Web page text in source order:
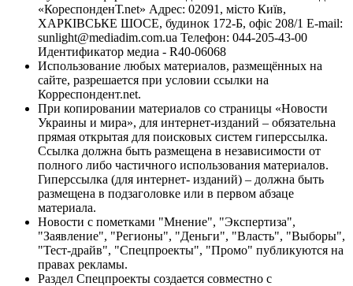
«КореспонденТ.net» Адрес: 02091, місто Київ,
ХАРКІВСЬКЕ ШОСЕ, будинок 172-Б, офіс 208/1 E-mail:
sunlight@mediadim.com.ua Телефон: 044-205-43-00
Идентификатор медиа - R40-06068
Использование любых материалов, размещённых на
сайте, разрешается при условии ссылки на
Корреспондент.net.
При копировании материалов со страницы «Новости
Украины и мира», для интернет-изданий – обязательна
прямая открытая для поисковых систем гиперссылка.
Ссылка должна быть размещена в независимости от
полного либо частичного использования материалов.
Гиперссылка (для интернет- изданий) – должна быть
размещена в подзаголовке или в первом абзаце
материала.
Новости с пометками "Мнение", "Экспертиза",
"Заявление", "Регионы", "Деньги", "Власть", "Выборы",
"Тест-драйв", "Спецпроекты", "Промо" публикуются на
правах рекламы.
Раздел Спецпроекты создается совместно с